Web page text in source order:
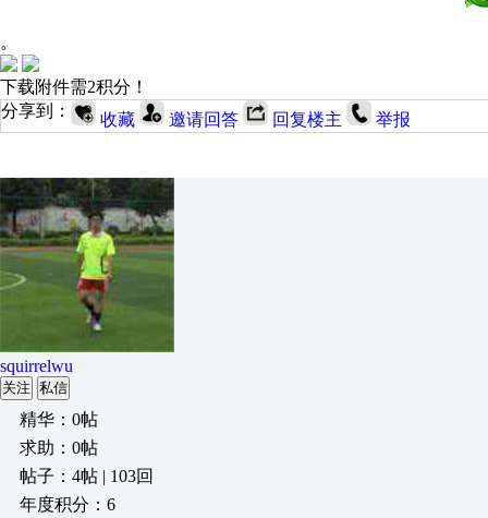
。
下载附件需2积分！
分享到：
收藏 邀请回答 回复楼主 举报
squirrelwu
关注 私信
精华：0帖
求助：0帖
帖子：4帖 | 103回
年度积分：6